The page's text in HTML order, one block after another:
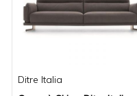
Ditre Italia